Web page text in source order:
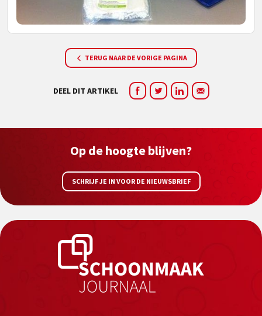
TERUG NAAR DE VORIGE PAGINA
DEEL DIT ARTIKEL
Op de hoogte blijven?
SCHRIJF JE IN VOOR DE NIEUWSBRIEF